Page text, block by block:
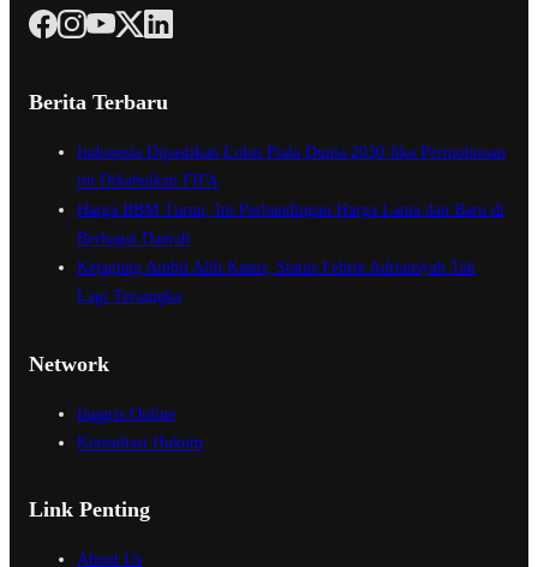
Berita Terbaru
Indonesia Dipastikan Lolos Piala Dunia 2030 Jika Permohonan
ini Dikabulkan FIFA
Harga BBM Turun, Ini Perbandingan Harga Lama dan Baru di
Berbagai Daerah
Kejagung Ambil Alih Kasus, Status Febrie Adriansyah Tak
Lagi Tersangka
Network
Inggris Online
Konsultasi Hukum
Link Penting
About Us